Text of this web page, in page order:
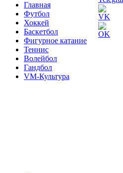
Главная
Футбол
Хоккей
Баскетбол
Фигурное катание
Теннис
Волейбол
Гандбол
VM-Культура